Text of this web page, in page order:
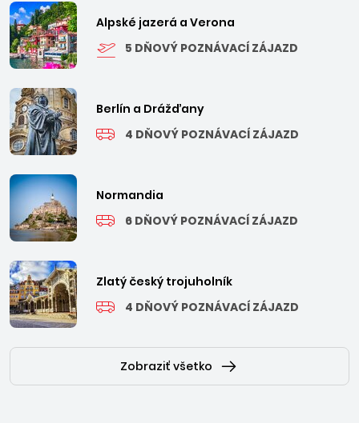
Alpské jazerá a Verona
5 DŇOVÝ POZNÁVACÍ ZÁJAZD
Berlín a Drážďany
4 DŇOVÝ POZNÁVACÍ ZÁJAZD
Normandia
6 DŇOVÝ POZNÁVACÍ ZÁJAZD
Zlatý český trojuholník
4 DŇOVÝ POZNÁVACÍ ZÁJAZD
Zobraziť všetko